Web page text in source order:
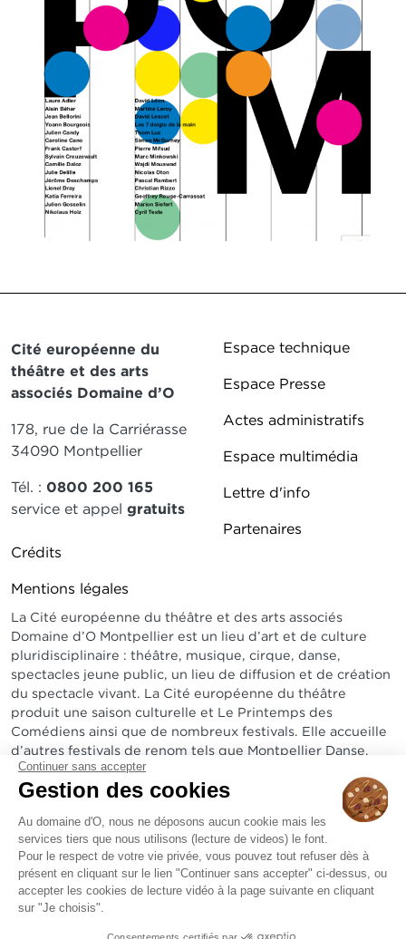
Continuer sans accepter
Gestion des cookies
Au domaine d'O, nous ne déposons aucun cookie mais les
services tiers que nous utilisons (lecture de videos) le font.
Pour le respect de votre vie privée, vous pouvez tout refuser dès à
présent en cliquant sur le lien "Continuer sans accepter" ci-dessus, ou
accepter les cookies de lecture vidéo à la page suivante en cliquant
sur "Je choisis".
Consentements certifiés par
©
Cité européenne du
théâtre et des arts
associés Domaine d’O
178, rue de la Carriérasse
34090 Montpellier
Tél. : 0800 200 165
service et appel gratuits
Pied de page DDO 2
Crédits
Mentions légales
Pied de page
Espace technique
Espace Presse
Actes administratifs
Espace multimédia
Lettre d'info
Partenaires
La Cité européenne du théâtre et des arts associés
Domaine d’O Montpellier est un lieu d’art et de culture
pluridisciplinaire : théâtre, musique, cirque, danse,
spectacles jeune public, un lieu de diffusion et de création
du spectacle vivant. La Cité européenne du théâtre
produit une saison culturelle et Le Printemps des
Comédiens ainsi que de nombreux festivals. Elle accueille
d’autres festivals de renom tels que Montpellier Danse,
Radio France Montpellier Occitanie, Arabesques...
Sur un site exceptionnel, elle abrite un amphithéâtre de
1800 places, le théâtre Jean-Claude Carrière de 600 à
1200 places, un bistrot et une pinède de 3 hectares.